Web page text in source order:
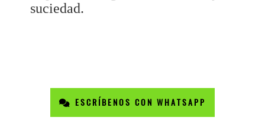
suciedad.
ESCRÍBENOS CON WHATSAPP